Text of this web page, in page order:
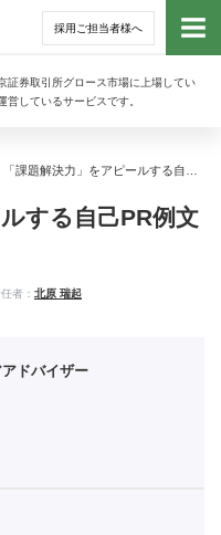
採用ご担当者様へ
証券取引所グロース市場に上場してい
しているサービスです。
トッ
する自己PR例文
者： 北原 瑞起
ドバイザー